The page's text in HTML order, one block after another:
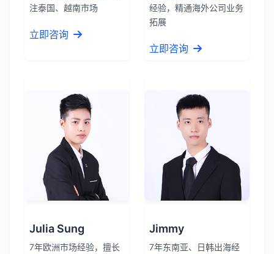
注泰国、越南市场
立即咨询
经验，精通海外公司业务
拓展
立即咨询
Julia Sung
7年欧洲市场经验，擅长
Jimmy
7年东南亚、日韩出海经